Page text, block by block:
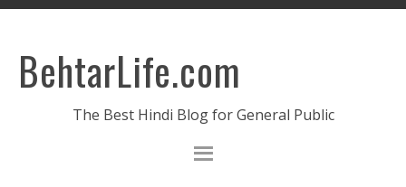
BehtarLife.com
The Best Hindi Blog for General Public